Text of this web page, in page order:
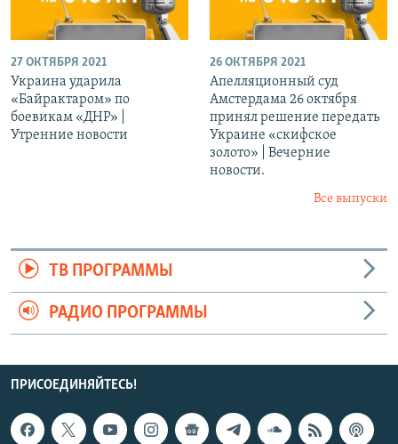
27 ОКТЯБРЯ 2021
Украина ударила
«Байрактаром» по
боевикам «ДНР» |
Утренние новости
26 ОКТЯБРЯ 2021
Апелляционный суд
Амстердама 26 октября
принял решение передать
Украине «скифское
золото» | Вечерние
новости.
Все выпуски
ТВ ПРОГРАММЫ
РАДИО ПРОГРАММЫ
ПРИСОЕДИНЯЙТЕСЬ!